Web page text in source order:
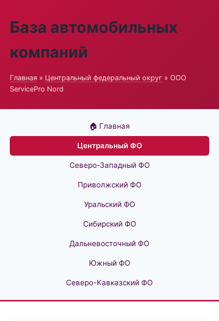
База автомобильных
компаний
Главная » Центральный федеральный округ » ООО
ServicePro Nord
🏠 Главная
Центральный ФО
Северо-Западный ФО
Приволжский ФО
Уральский ФО
Сибирский ФО
Дальневосточный ФО
Южный ФО
Северо-Кавказский ФО